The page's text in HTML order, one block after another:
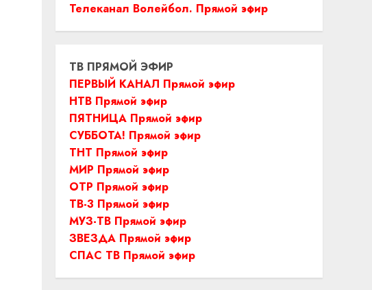
Телеканал Волейбол. Прямой эфир
ТВ ПРЯМОЙ ЭФИР
ПЕРВЫЙ КАНАЛ Прямой эфир
НТВ Прямой эфир
ПЯТНИЦА Прямой эфир
СУББОТА! Прямой эфир
ТНТ Прямой эфир
МИР Прямой эфир
ОТР Прямой эфир
ТВ-3 Прямой эфир
МУЗ-ТВ Прямой эфир
ЗВЕЗДА Прямой эфир
СПАС ТВ Прямой эфир